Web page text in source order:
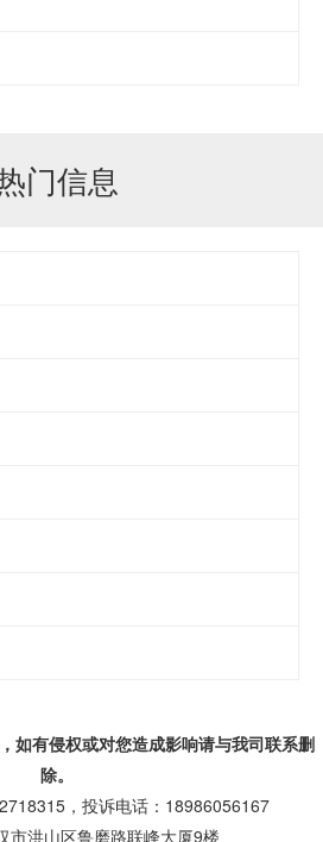
门信息
如有侵权或对您造成影响请与我司联系删
除。
，投诉电话：18986056167
市洪山区鲁磨路联峰大厦9楼